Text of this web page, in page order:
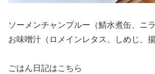
ソーメンチャンプルー（鯖水煮缶、ニ
お味噌汁（ロメインレタス、しめじ、揚
ごはん日記はこちら